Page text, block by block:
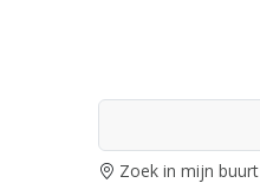
Zoek in mijn buurt